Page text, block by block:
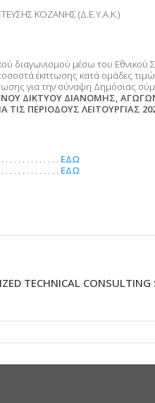
ΚΟΖΑΝΗΣ (Δ.Ε.Υ.Α.Κ.)
διαγωνισμού μέσω του
έκπτωσης κατά ομάδες
για την σύναψη Δημόσιας
ΔΙΚΤΥΟΥ ΔΙΑΝΟΜΗΣ,
ΠΕΡΙΟΔΟΥΣ ΛΕΙΤΟΥΡΓΙΑΣ
. . . . . . . . . . . . ΕΔΩ
. . . . . . . . . . . . ΕΔΩ
TECHNICAL CONSULTING